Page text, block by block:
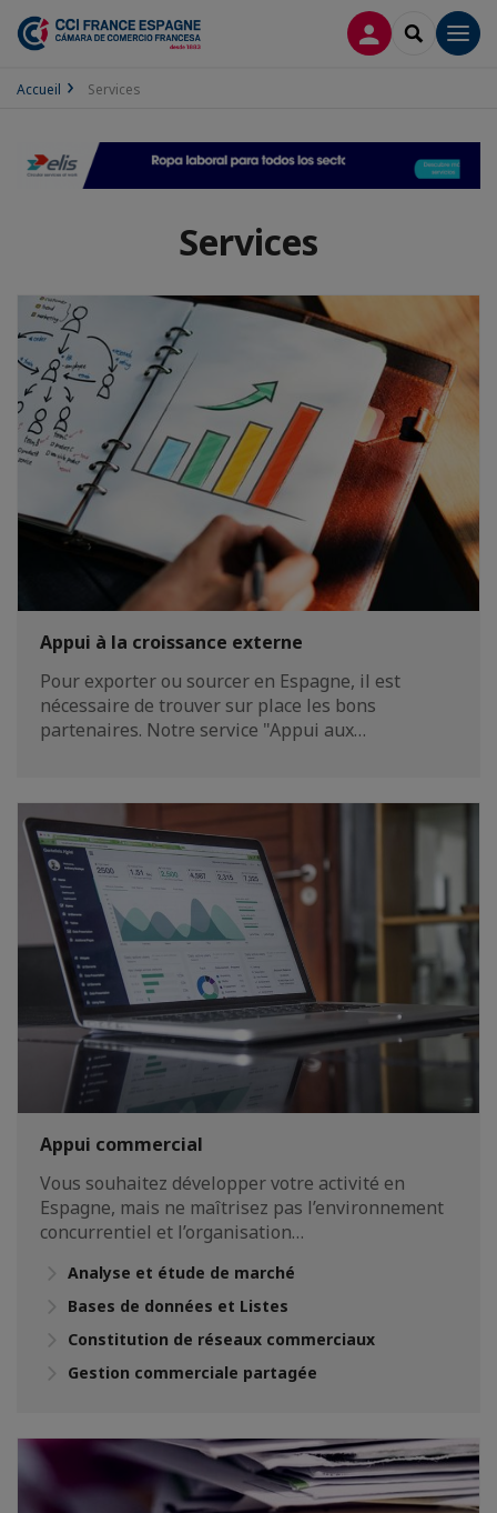
CONNEXION
Accueil Services
Services
Appui à la croissance externe
Pour exporter ou sourcer en Espagne, il est
nécessaire de trouver sur place les bons
partenaires. Notre service "Appui aux…
Appui commercial
Vous souhaitez développer votre activité en
Espagne, mais ne maîtrisez pas l’environnement
concurrentiel et l’organisation…
Analyse et étude de marché
Bases de données et Listes
Constitution de réseaux commerciaux
Gestion commerciale partagée